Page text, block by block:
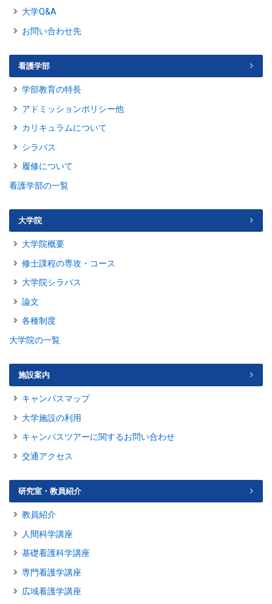
大学Q&A
お問い合わせ先
看護学部
学部教育の特長
アドミッションポリシー他
カリキュラムについて
シラバス
履修について
看護学部の一覧
大学院
大学院概要
修士課程の専攻・コース
大学院シラバス
論文
各種制度
大学院の一覧
施設案内
キャンパスマップ
大学施設の利用
キャンパスツアーに関するお問い合わせ
交通アクセス
研究室・教員紹介
教員紹介
人間科学講座
基礎看護科学講座
専門看護学講座
広域看護学講座